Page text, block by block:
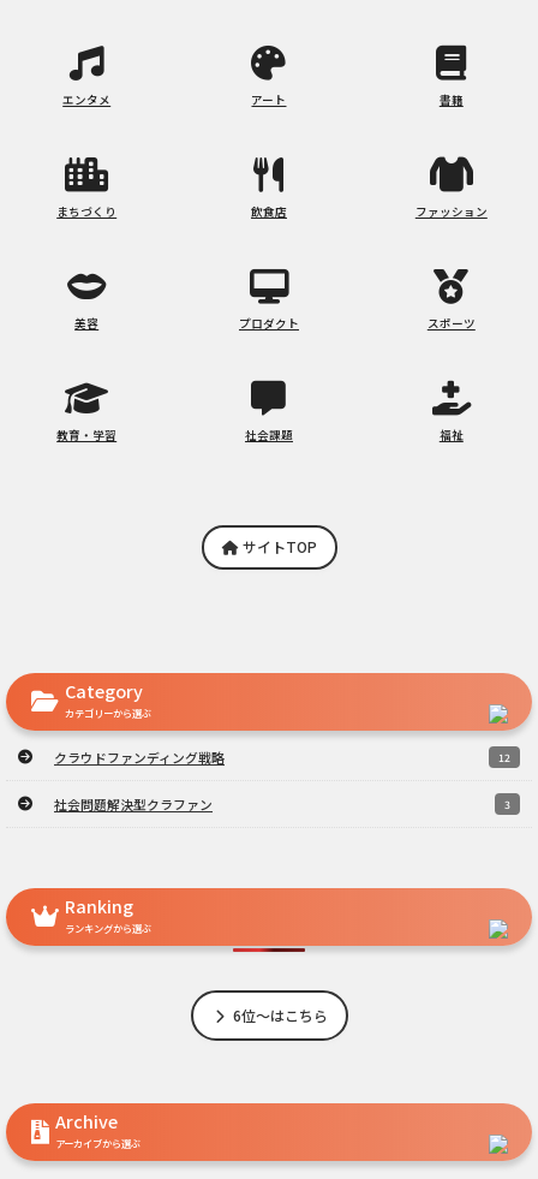
エンタメ アート 書籍
まちづくり 飲食店 ファッション
美容 プロダクト スポーツ
教育・学習 社会課題 福祉
サイトTOP
Category
カテゴリーから選ぶ
クラウドファンディング戦略 12
社会問題解決型クラファン 3
Ranking
ランキングから選ぶ
6位～はこちら
Archive
アーカイブから選ぶ